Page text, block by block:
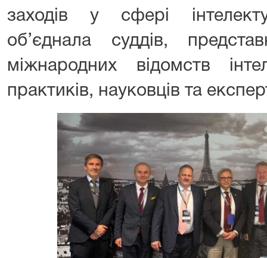
заходів у сфері
об’єднала суддів,
міжнародних відомств
практиків, науковців та